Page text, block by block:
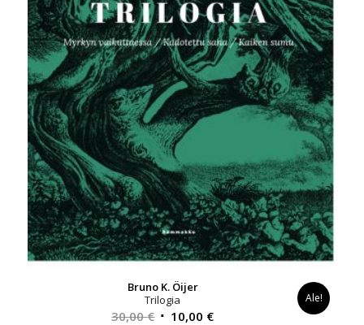
Bruno K. Öijer
Trilogia
30,00€ Alkuperäinen
10,00 €Nykyinen
Ale!